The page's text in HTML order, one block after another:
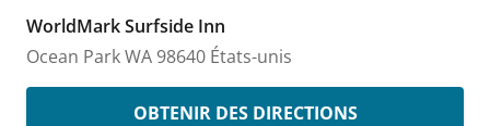
WorldMark Surfside Inn
Ocean ParkWA 98640 États-unis
OBTENIR DES DIRECTIONS